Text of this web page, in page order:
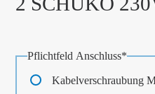
Pflichtfeld Anschluss*
Kabelverschraubung